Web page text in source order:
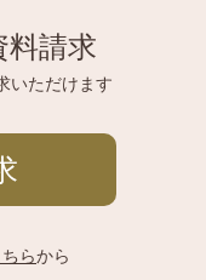
料請求
いただけます
らから